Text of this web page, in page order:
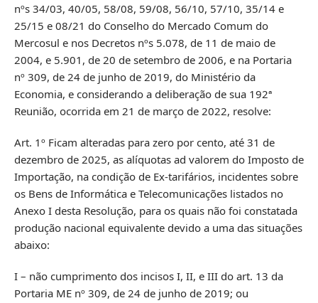
nºs 34/03, 40/05, 58/08, 59/08, 56/10, 57/10, 35/14 e
25/15 e 08/21 do Conselho do Mercado Comum do
Mercosul e nos Decretos nºs 5.078, de 11 de maio de
2004, e 5.901, de 20 de setembro de 2006, e na Portaria
nº 309, de 24 de junho de 2019, do Ministério da
Economia, e considerando a deliberação de sua 192ª
Reunião, ocorrida em 21 de março de 2022, resolve:
Art. 1º Ficam alteradas para zero por cento, até 31 de
dezembro de 2025, as alíquotas ad valorem do Imposto de
Importação, na condição de Ex-tarifários, incidentes sobre
os Bens de Informática e Telecomunicações listados no
Anexo I desta Resolução, para os quais não foi constatada
produção nacional equivalente devido a uma das situações
abaixo:
I – não cumprimento dos incisos I, II, e III do art. 13 da
Portaria ME nº 309, de 24 de junho de 2019; ou